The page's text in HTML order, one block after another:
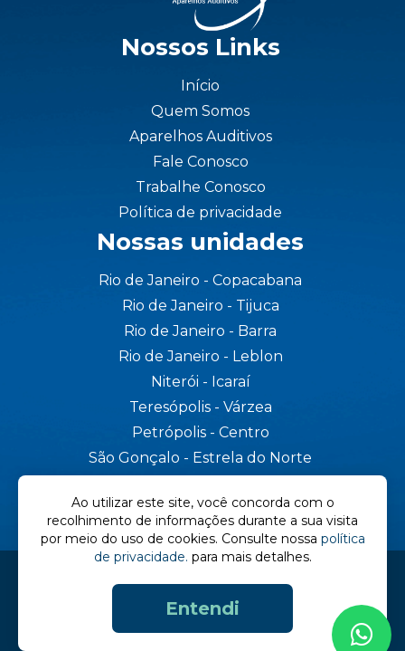
Nossos Links
Início
Quem Somos
Aparelhos Auditivos
Fale Conosco
Trabalhe Conosco
Política de privacidade
Nossas unidades
Rio de Janeiro - Copacabana
Rio de Janeiro - Tijuca
Rio de Janeiro - Barra
Rio de Janeiro - Leblon
Niterói - Icaraí
Teresópolis - Várzea
Petrópolis - Centro
São Gonçalo - Estrela do Norte
CNPJ 29.655.242/0001-03 - Razão Social: SOM E VIDA
APARELHOS AUDITIVOS LTDA.
2026 © LifeSound - Todos os direitos reservados.
Otmiza Agência Digital
Ao utilizar este site, você concorda com o
recolhimento de informações durante a sua visita
por meio do uso de cookies. Consulte nossa política
de privacidade. para mais detalhes.
Entendi